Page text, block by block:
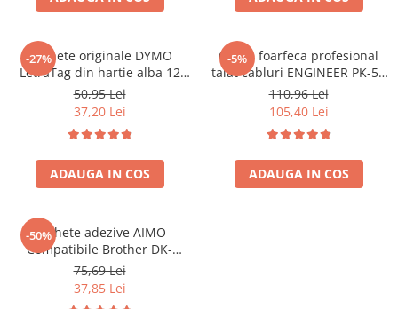
-27%
Etichete originale DYMO
LetraTag din hartie alba 12
mm pentru borcane,
recipiente si organizare acasa
S0721510
50,95 Lei
37,20 Lei
ADAUGA IN COS
-5%
Cleste foarfeca profesional
taiat cabluri ENGINEER PK-51
pentru conductori electrici,
cabluri cupru si aluminiu 212
mm Fabricat in Japonia
110,96 Lei
105,40 Lei
ADAUGA IN COS
-50%
Etichete adezive AIMO
Compatibile Brother DK-
11241, 102 x 152 mm, pentru
AWB, curierat și etichete
transport
75,69 Lei
37,85 Lei